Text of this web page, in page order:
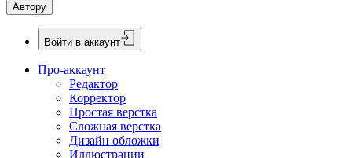
Автору
Войти в аккаунт
Про-аккаунт
Редактор
Корректор
Простая верстка
Сложная верстка
Дизайн обложки
Иллюстрации